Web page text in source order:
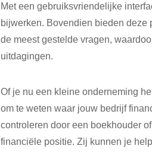
Met een gebruiksvriendelijke
bijwerken. Bovendien bieden deze
de meest gestelde vragen,
uitdagingen.
Of je nu een kleine onderneming
om te weten waar jouw bedrijf
controleren door een boekhouder
financiële positie. Zij kunnen je